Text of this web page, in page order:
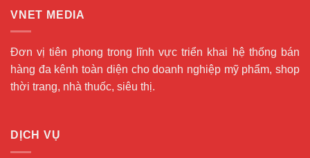
VNET MEDIA
Đơn vị tiên phong trong lĩnh vực triển khai hệ thống bán
hàng đa kênh toàn diện cho doanh nghiệp mỹ phẩm, shop
thời trang, nhà thuốc, siêu thị.
DỊCH VỤ